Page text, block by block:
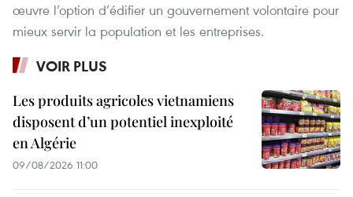
œuvre l’option d’édifier un gouvernement volontaire pour
mieux servir la population et les entreprises.
VOIR PLUS
Les produits agricoles vietnamiens
disposent d’un potentiel inexploité
en Algérie
09/08/2026 11:00